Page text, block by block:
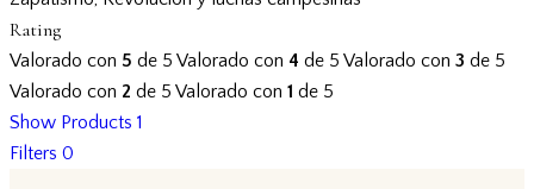
Rating
Valorado con 5 de 5 Valorado con 4 de 5 Valorado con 3 de 5
Valorado con 2 de 5 Valorado con 1 de 5
Show Products 1
Filters 0